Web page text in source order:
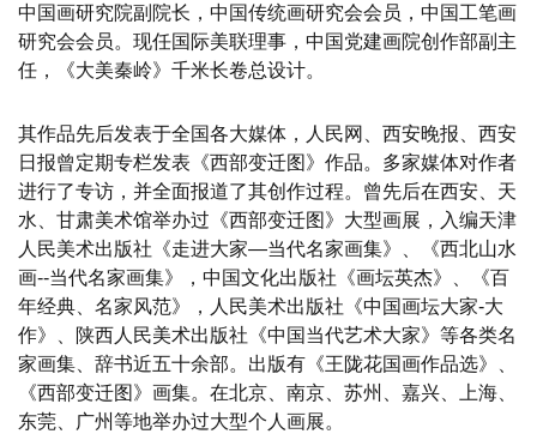
中国画研究院副院长，中国传统画研究会会员，中国工笔画
研究会会员。现任国际美联理事，中国党建画院创作部副主
任，《大美秦岭》千米长卷总设计。
其作品先后发表于全国各大媒体，人民网、西安晚报、西安
日报曾定期专栏发表《西部变迁图》作品。多家媒体对作者
进行了专访，并全面报道了其创作过程。曾先后在西安、天
水、甘肃美术馆举办过《西部变迁图》大型画展，入编天津
人民美术出版社《走进大家—当代名家画集》、《西北山水
画--当代名家画集》，中国文化出版社《画坛英杰》、《百
年经典、名家风范》，人民美术出版社《中国画坛大家-大
作》、陕西人民美术出版社《中国当代艺术大家》等各类名
家画集、辞书近五十余部。出版有《王陇花国画作品选》、
《西部变迁图》画集。在北京、南京、苏州、嘉兴、上海、
东莞、广州等地举办过大型个人画展。